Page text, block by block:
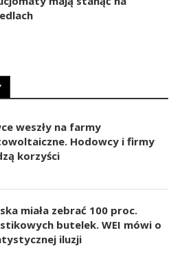
weszły na farmy
Hodowcy i firmy
korzyści
miała zebrać 100 proc.
butelek. WEI mówi o
iluzji